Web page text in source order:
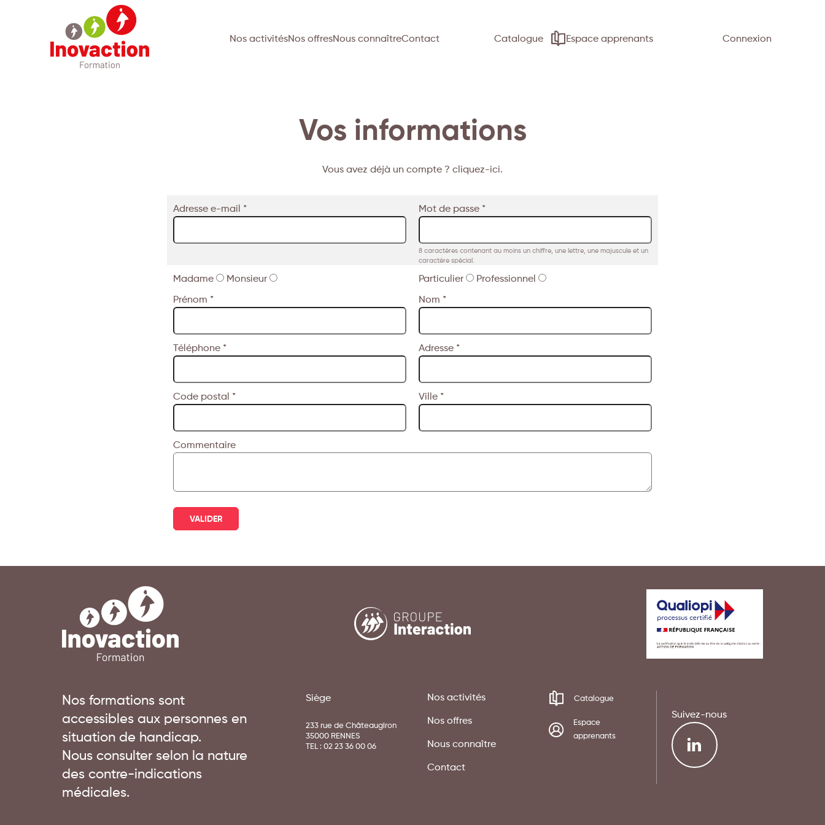
Nos activitésNos offresNous connaîtreContact Catalogue Espace apprenants Connexion
Vos informations
Vous avez déjà un compte ? cliquez-ici.
Adresse e-mail * Mot de passe *
8 caractères contenant au moins un chiffre, une lettre, une majuscule et un
caractère spécial.
Madame Monsieur Particulier
Professionnel
Prénom *
Nom *
Téléphone * Adresse *
Code postal * Ville *
Commentaire
VALIDER
Nos formations sont
accessibles aux personnes en
situation de handicap.
Nous consulter selon la nature
des contre-indications
médicales.
Siège
233 rue de Châteaugiron
35000 RENNES
TEL : 02 23 36 00 06
Nos activités
Nos offres
Nous connaître
Contact
Catalogue
Espace
apprenants
Suivez-nous